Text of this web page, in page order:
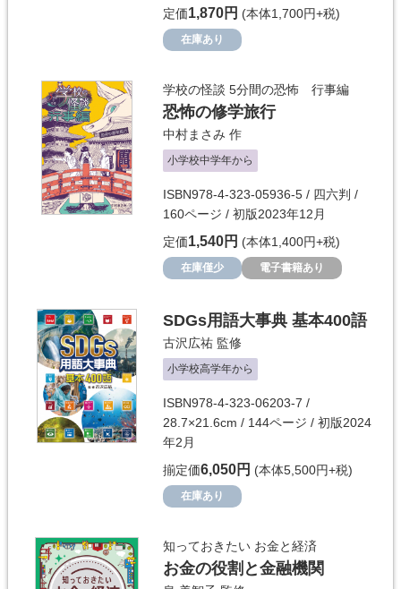
定価1,870円 (本体1,700円+税)
在庫あり
学校の怪談 5分間の恐怖 行事編
恐怖の修学旅行
中村まさみ 作
小学校中学年から
ISBN978-4-323-05936-5 / 四六判 /
160ページ / 初版2023年12月
定価1,540円 (本体1,400円+税)
在庫僅少 電子書籍あり
SDGs用語大事典 基本400語
古沢広祐 監修
小学校高学年から
ISBN978-4-323-06203-7 /
28.7×21.6cm / 144ページ / 初版2024
年2月
揃定価6,050円 (本体5,500円+税)
在庫あり
知っておきたい お金と経済
お金の役割と金融機関